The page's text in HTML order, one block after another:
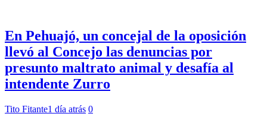
En Pehuajó, un concejal de la oposición
llevó al Concejo las denuncias por
presunto maltrato animal y desafía al
intendente Zurro
Tito Fitante1 día atrás 0